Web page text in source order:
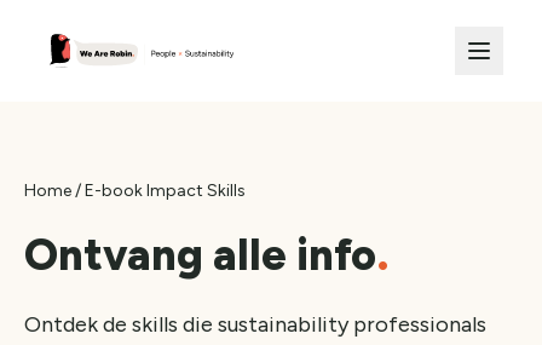
Home/E-book Impact Skills
Ontvang alle info.
Ontdek de skills die sustainability professionals